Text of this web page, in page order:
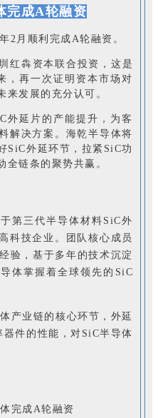
完成A轮融资
2月顺利完成A轮融资。
红犇资本联合投资，这是
，再一次证明资本市场对
来发展的充分认可。
外延片的产能提升，为客
解决方案。海乾半导体将
SiC外延环节，拉紧SiC功
全链条的聚势共赢。
第三代半导体材料SiC外
科技企业。团队核心成员
验，基于多年的技术沉淀
体掌握着全球领先的SiC
产业链的核心环节，外延
件的性能，对SiC半导体